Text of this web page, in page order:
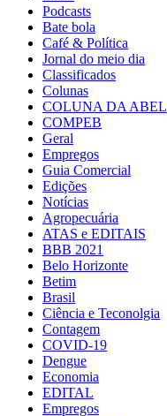
Podcasts
Bate bola
Café & Política
Jornal do meio dia
Classificados
Colunas
COLUNA DA ABEL
COMPEB
Geral
Empregos
Guia Comercial
Edições
Notícias
Agropecuária
ATAS e EDITAIS
BBB 2021
Belo Horizonte
Betim
Brasil
Ciência e Teconolgia
Contagem
COVID-19
Dengue
Economia
EDITAL
Empregos